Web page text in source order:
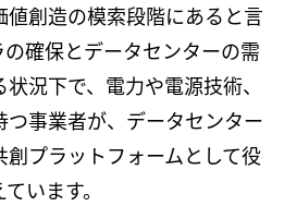
創造の模索段階にあると言
確保とデータセンターの需
況下で、電力や電源技術、
事業者が、データセンター
プラットフォームとして役
います。